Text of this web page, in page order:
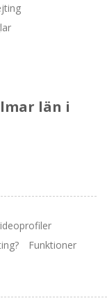
län i
Funktioner